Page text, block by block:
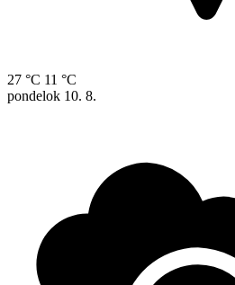
27 °C 11 °C
pondelok 10. 8.